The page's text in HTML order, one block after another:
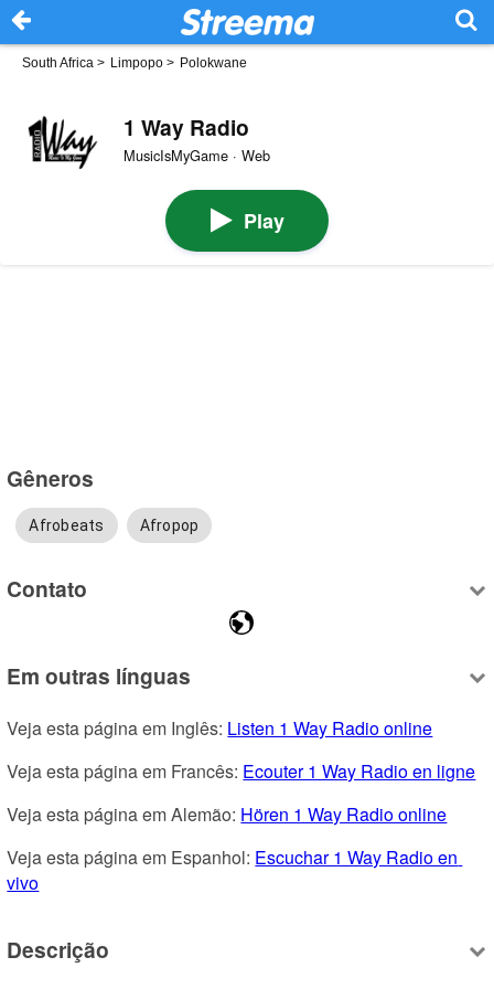
South Africa > Limpopo > Polokwane
1 Way Radio
MusicIsMyGame · Web
Play
Gêneros
Afrobeats Afropop
Contato
Em outras línguas
Veja esta página em Inglês: Listen 1 Way Radio online
Veja esta página em Francês: Ecouter 1 Way Radio en ligne
Veja esta página em Alemão: Hören 1 Way Radio online
Veja esta página em Espanhol: Escuchar 1 Way Radio en
vivo
Descrição